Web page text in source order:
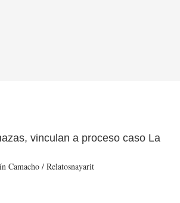
vinculan a proceso caso La
Camacho / Relatosnayarit